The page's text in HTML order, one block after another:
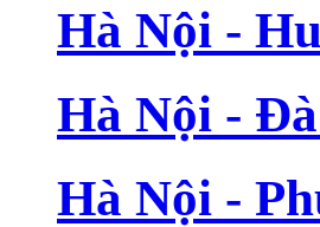
Hà Nội -
Hà Nội -
Hà Nội -